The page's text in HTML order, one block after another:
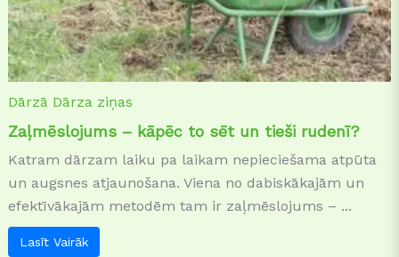
Dārzā Dārza ziņas
Zaļmēslojums – kāpēc to sēt un tieši rudenī?
Katram dārzam laiku pa laikam nepieciešama atpūta
un augsnes atjaunošana. Viena no dabiskākajām un
efektīvākajām metodēm tam ir zaļmēslojums – ...
Lasīt Vairāk